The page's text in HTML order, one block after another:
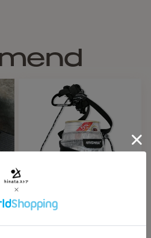
確保可能。
Fabric Cuben 1.42oz
ールｘ1本、DCF収納スリーブｘ
らず、焚き火など近くでの使用
ナーでの調理は最低15cm以上離
場合があります。